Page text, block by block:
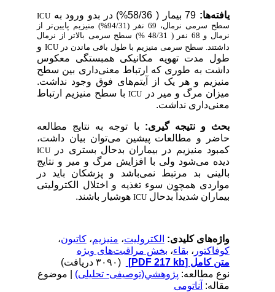
یافته‌ها:79 بیمار ( 58/36%) در بدو ورود به
ICU
سطح سرمی نرمال، 69 نفر (94/31%) منیزیم پایین‌تر از
نرمال و 68 نفر ( 48/31 %) سطح سرمی بالاتر از نرمال
داشتند. سطح سرمی منیزیم با طول باقی ماندن درICUو
طول مدت تهویه مکانیکی همبستگی معکوس
داشت به طوری که ارتباط معنی‌داری بین سطح
منیزیم و هر یک از آیتم‌های فوق وجود نداشت.
میزان مرگ و میر درICUبا سطح منیزیم ارتباط
معنی‌داری نداشت.
بحث و نتیجه گیری:با توجه به نتایج مطالعه
حاضر و مطالعات پیشین می‌توان بیان داشت،
کمبود منیزیم در بیماران بدحال بستری درICU
دیده می‌شود ولی با افزایش مرگ و میر و نتایج
بالینی بد مرتبط نمی‌باشد و پزشکان باید در
مواردی همچون سوء تغذیه و اختلال الکترولیتی
بیماران شدیداً بدحال ICUهوشیار باشند.
واژه‌های کلیدی:الکترولیت،منیزیم،کاتیون،
کوفاکتور، بقاء،بخش مراقبت‌های ویژه
متن کامل[PDF 217 kb]
نوع مطالعه:پژوهشي(توصیفی- تحلیلی) | موضوع
مقاله:آناتومی